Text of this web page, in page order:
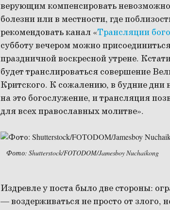
верующим компенсировать
болезни или в местности, где
рекомендовать канал «Трансляции
субботу вечером можно
праздничной воскресной утрене.
будет транслироваться совершение
Критского. К сожалению, в будние дни
на это богослужение, и трансляция
для всех православных молитве».
Фото: Shutterstock/FOTODOM/Jamesboy Nuchaikong
Издревле у поста было две стороны:
— воздерживаться не просто от злого,